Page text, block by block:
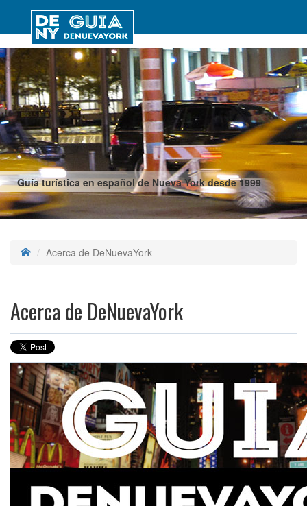
Guía turística en español de Nueva York desde 1999
Acerca de DeNuevaYork
Acerca de DeNuevaYork